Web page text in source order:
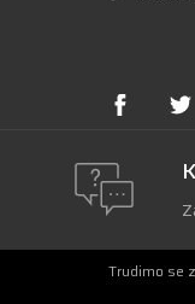
Trudimo se